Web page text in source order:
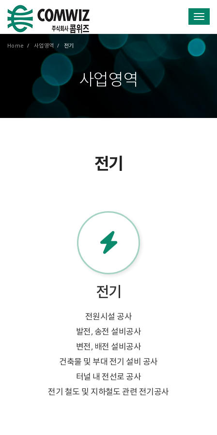
사업영역
Home 사업영역 전기
전기
전기
전원시설 공사
발전, 송전 설비공사
변전, 배전 설비공사
건축물 및 부대 전기 설비 공사
터널 내 전선로 공사
전기 철도 및 지하철도 관련 전기공사